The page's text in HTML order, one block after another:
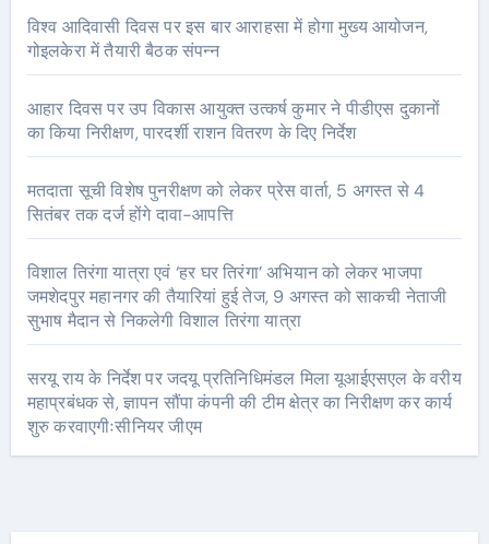
विश्व आदिवासी दिवस पर इस बार आराहसा में होगा मुख्य आयोजन,
गोइलकेरा में तैयारी बैठक संपन्न
आहार दिवस पर उप विकास आयुक्त उत्कर्ष कुमार ने पीडीएस दुकानों
का किया निरीक्षण, पारदर्शी राशन वितरण के दिए निर्देश
मतदाता सूची विशेष पुनरीक्षण को लेकर प्रेस वार्ता, 5 अगस्त से 4
सितंबर तक दर्ज होंगे दावा-आपत्ति
विशाल तिरंगा यात्रा एवं ‘हर घर तिरंगा’ अभियान को लेकर भाजपा
जमशेदपुर महानगर की तैयारियां हुई तेज, 9 अगस्त को साकची नेताजी
सुभाष मैदान से निकलेगी विशाल तिरंगा यात्रा
सरयू राय के निर्देश पर जदयू प्रतिनिधिमंडल मिला यूआईएसएल के वरीय
महाप्रबंधक से, ज्ञापन सौंपा कंपनी की टीम क्षेत्र का निरीक्षण कर कार्य
शुरु करवाएगीःसीनियर जीएम